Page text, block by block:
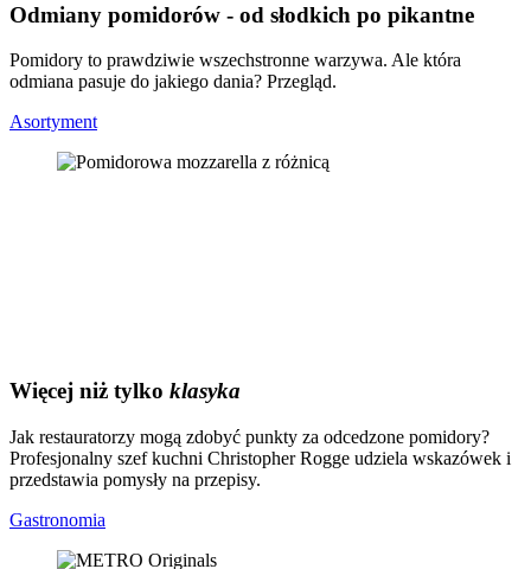
Odmiany pomidorów - od słodkich po pikantne
Pomidory to prawdziwie wszechstronne warzywa. Ale która
odmiana pasuje do jakiego dania? Przegląd.
Asortyment
Więcej niż tylko klasyka
Jak restauratorzy mogą zdobyć punkty za odcedzone pomidory?
Profesjonalny szef kuchni Christopher Rogge udziela wskazówek i
przedstawia pomysły na przepisy.
Gastronomia